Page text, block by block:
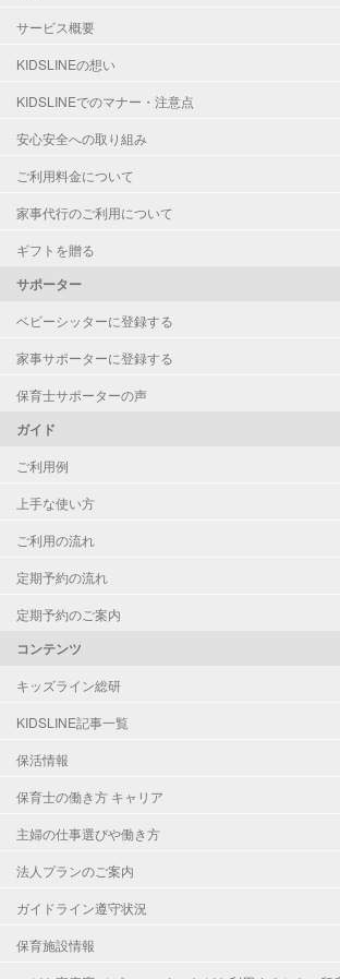
サービス概要
KIDSLINEの想い
KIDSLINEでのマナー・注意点
安心安全への取り組み
ご利用料金について
家事代行のご利用について
ギフトを贈る
サポーター
ベビーシッターに登録する
家事サポーターに登録する
保育士サポーターの声
ガイド
ご利用例
上手な使い方
ご利用の流れ
定期予約の流れ
定期予約のご案内
コンテンツ
キッズライン総研
KIDSLINE記事一覧
保活情報
保育士の働き方 キャリア
主婦の仕事選びや働き方
法人プランのご案内
ガイドライン遵守状況
保育施設情報